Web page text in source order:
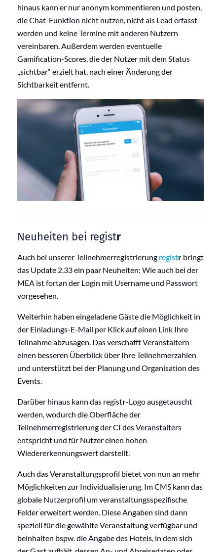
hinaus kann er nur anonym kommentieren und posten,
die Chat-Funktion nicht nutzen, nicht als Lead erfasst
werden und keine Termine mit anderen Nutzern
vereinbaren. Außerdem werden eventuelle
Gamification-Scores, die der Nutzer mit dem Status
„sichtbar“ erzielt hat, nach einer Änderung der
Sichtbarkeit entfernt.
Neuheiten bei registr
Auch bei unserer Teilnehmerregistrierung registr bringt
das Update 2.33 ein paar Neuheiten: Wie auch bei der
MEA ist fortan der Login mit Username und Passwort
vorgesehen.
Weiterhin haben eingeladene Gäste die Möglichkeit in
der Einladungs-E-Mail per Klick auf einen Link Ihre
Teilnahmeabzusagen. Das verschafft Veranstaltern
einen besseren Überblick über Ihre Teilnehmerzahlen
und unterstützt bei der Planung und Organisation des
Events.
Darüber hinaus kann das registr-Logo ausgetauscht
werden, wodurch die Oberfläche der
Teilnehmerregistrierungder CI des Veranstalters
entspricht und für Nutzer einen hohen
Wiedererkennungswert darstellt.
Auch das Veranstaltungsprofil bietet von nun an mehr
Möglichkeiten zur Individualisierung. Im CMS kann das
globale Nutzerprofil um veranstaltungsspezifische
Felder erweitert werden. Diese Angaben sind dann
speziell für die gewählte Veranstaltungverfügbar und
beinhalten bspw. die Angabe des Hotels, in dem sich